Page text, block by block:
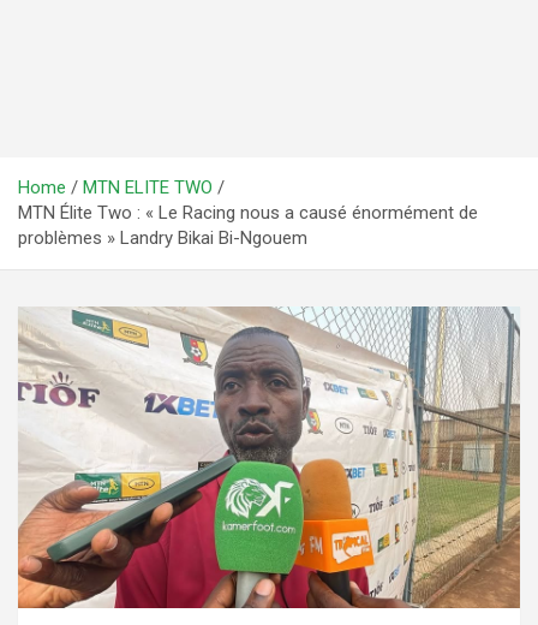
Home
MTN ELITE TWO
MTN Élite Two : « Le Racing nous a causé énormément de
problèmes » Landry Bikai Bi-Ngouem